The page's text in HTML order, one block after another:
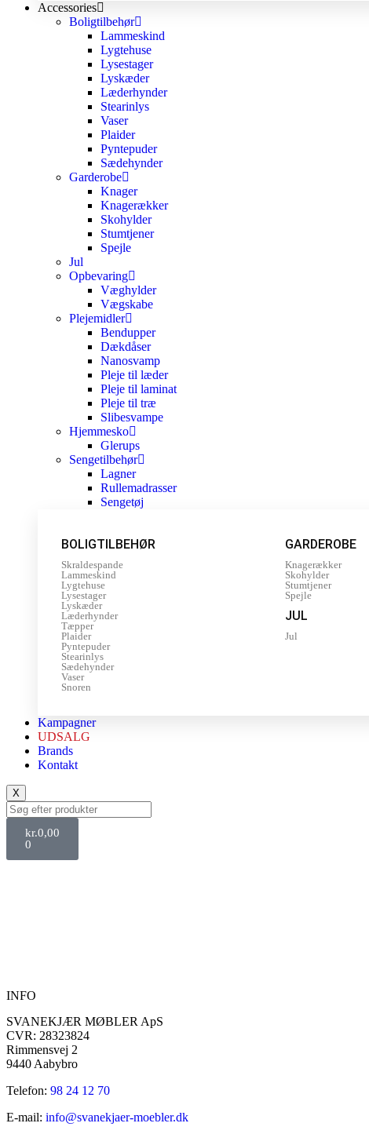
Accessories
Boligtilbehør
Lammeskind
Lygtehuse
Lysestager
Lyskæder
Læderhynder
Stearinlys
Vaser
Plaider
Pyntepuder
Sædehynder
Garderobe
Knager
Knagerækker
Skohylder
Stumtjener
Spejle
Jul
Opbevaring
Væghylder
Vægskabe
Plejemidler
Bendupper
Dækdåser
Nanosvamp
Pleje til læder
Pleje til laminat
Pleje til træ
Slibesvampe
Hjemmesko
Glerups
Sengetilbehør
Lagner
Rullemadrasser
Sengetøj
BOLIGTILBEHØR
Skraldespande
Lammeskind
Lygtehuse
Lysestager
Lyskæder
Læderhynder
Tæpper
Plaider
Pyntepuder
Stearinlys
Sædehynder
Vaser
Snoren
GARDEROBE
Knagerækker
Skohylder
Stumtjener
Spejle
JUL
Jul
Kampagner
UDSALG
Brands
Kontakt
X
kr.0,00
0
INFO
SVANEKJÆR MØBLER ApS
CVR: 28323824
Rimmensvej 2
9440 Aabybro
Telefon: 98 24 12 70
E-mail: info@svanekjaer-moebler.dk